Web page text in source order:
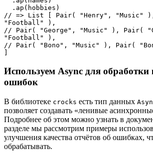
// => List [ Pair( "Henry", "Music"
"Football" ),
// Pair( "George", "Music" ), Pair(
"Football" ),
// Pair( "Bono", "Music" ), Pair(
Используем Async для обработки
ошибок
В библиотеке crocks есть тип данных
позволяет создавать «ленивые
Подробнее об этом можно узнать в
разделе мы рассмотрим примеры
улучшения качества отчётов об ошибках,
обрабатывать.